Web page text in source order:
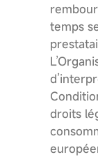
temps
droits